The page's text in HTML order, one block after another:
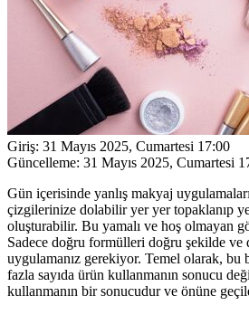
Giriş: 31 Mayıs 2025, Cumartesi 17:00
Güncelleme: 31 Mayıs 2025, Cumartesi
Gün içerisinde yanlış makyaj
çizgilerinize dolabilir yer yer topaklanıp
oluşturabilir. Bu yamalı ve hoş olmayan
Sadece doğru formülleri doğru şekilde ve
uygulamanız gerekiyor. Temel olarak, bu
fazla sayıda ürün kullanmanın sonucu
kullanmanın bir sonucudur ve önüne